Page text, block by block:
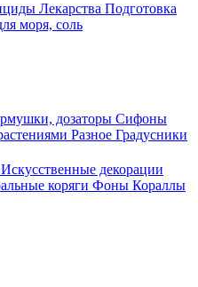
Лекарства Подготовка
моря, соль
дозаторы Сифоны
Разное Градусники
Искусственные декорации
коряги Фоны Кораллы